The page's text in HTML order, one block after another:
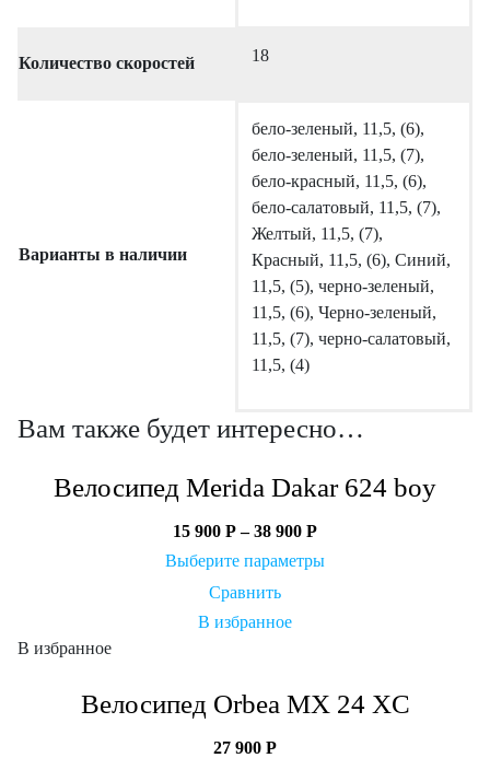
Количество скоростей 18
Варианты в наличии
бело-зеленый, 11,5, (6),
бело-зеленый, 11,5, (7),
бело-красный, 11,5, (6),
бело-салатовый, 11,5, (7),
Желтый, 11,5, (7),
Красный, 11,5, (6), Синий,
11,5, (5), черно-зеленый,
11,5, (6), Черно-зеленый,
11,5, (7), черно-салатовый,
11,5, (4)
Вам также будет интересно…
Велосипед Merida Dakar 624 boy
15 900 Р–38 900 Р
Выберите параметры
Сравнить
В избранное
В избранное
Велосипед Orbea MX 24 XC
27 900 Р